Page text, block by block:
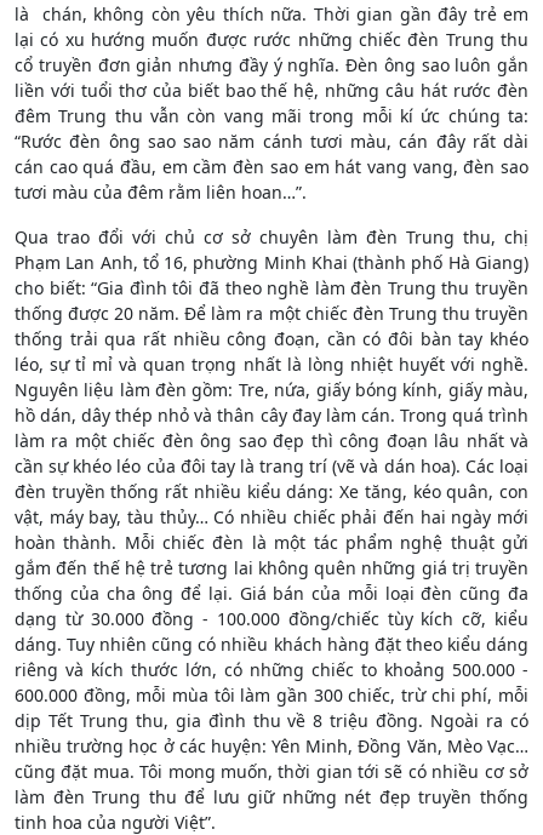
là chán, không còn yêu thích nữa. Thời gian gần đây trẻ em
lại có xu hướng muốn được rước những chiếc đèn Trung thu
cổ truyền đơn giản nhưng đầy ý nghĩa. Đèn ông sao luôn gắn
liền với tuổi thơ của biết bao thế hệ, những câu hát rước đèn
đêm Trung thu vẫn còn vang mãi trong mỗi kí ức chúng ta:
“Rước đèn ông sao sao năm cánh tươi màu, cán đây rất dài
cán cao quá đầu, em cầm đèn sao em hát vang vang, đèn sao
tươi màu của đêm rằm liên hoan…”.
Qua trao đổi với chủ cơ sở chuyên làm đèn Trung thu, chị
Phạm Lan Anh, tổ 16, phường Minh Khai (thành phố Hà Giang)
cho biết: “Gia đình tôi đã theo nghề làm đèn Trung thu truyền
thống được 20 năm. Để làm ra một chiếc đèn Trung thu truyền
thống trải qua rất nhiều công đoạn, cần có đôi bàn tay khéo
léo, sự tỉ mỉ và quan trọng nhất là lòng nhiệt huyết với nghề.
Nguyên liệu làm đèn gồm: Tre, nứa, giấy bóng kính, giấy màu,
hồ dán, dây thép nhỏ và thân cây đay làm cán. Trong quá trình
làm ra một chiếc đèn ông sao đẹp thì công đoạn lâu nhất và
cần sự khéo léo của đôi tay là trang trí (vẽ và dán hoa). Các loại
đèn truyền thống rất nhiều kiểu dáng: Xe tăng, kéo quân, con
vật, máy bay, tàu thủy… Có nhiều chiếc phải đến hai ngày mới
hoàn thành. Mỗi chiếc đèn là một tác phẩm nghệ thuật gửi
gắm đến thế hệ trẻ tương lai không quên những giá trị truyền
thống của cha ông để lại. Giá bán của mỗi loại đèn cũng đa
dạng từ 30.000 đồng - 100.000 đồng/chiếc tùy kích cỡ, kiểu
dáng. Tuy nhiên cũng có nhiều khách hàng đặt theo kiểu dáng
riêng và kích thước lớn, có những chiếc to khoảng 500.000 -
600.000 đồng, mỗi mùa tôi làm gần 300 chiếc, trừ chi phí, mỗi
dịp Tết Trung thu, gia đình thu về 8 triệu đồng. Ngoài ra có
nhiều trường học ở các huyện: Yên Minh, Đồng Văn, Mèo Vạc…
cũng đặt mua. Tôi mong muốn, thời gian tới sẽ có nhiều cơ sở
làm đèn Trung thu để lưu giữ những nét đẹp truyền thống
tinh hoa của người Việt”.